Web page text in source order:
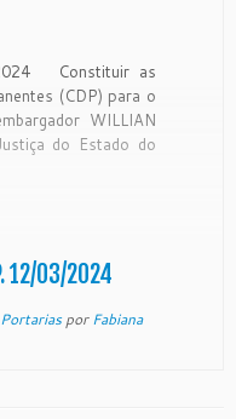
2024 Constituir as
(CDP) para o
WILLIAN
do Estado do
12/03/2024
PortariasporFabiana